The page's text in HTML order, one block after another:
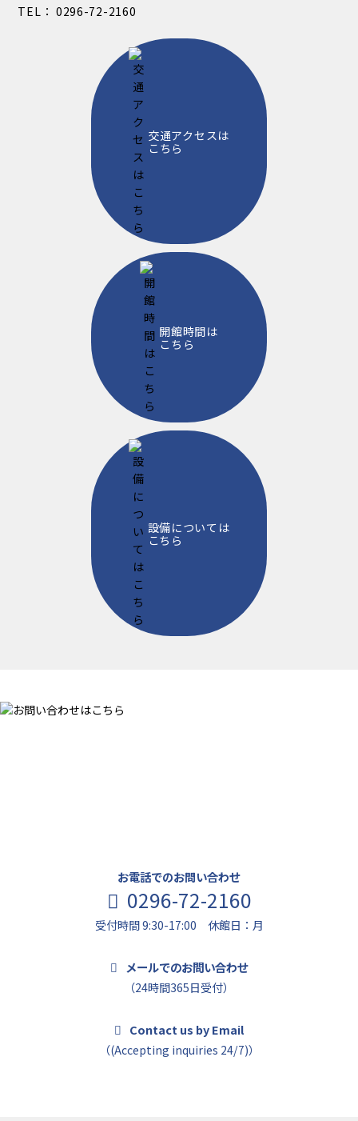
TEL： 0296-72-2160
交通アクセスは
こちら
開館時間は
こちら
設備については
こちら
お電話でのお問い合わせ
0296-72-2160
受付時間 9:30-17:00 休館日：月
メールでのお問い合わせ
（24時間365日受付）
Contact us by Email
（(Accepting inquiries 24/7)）